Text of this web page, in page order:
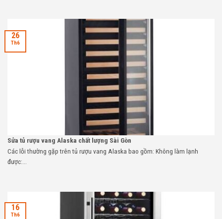
Sửa tủ rượu vang Alaska chất lượng Sài Gòn
Các lỗi thường gặp trên tủ rượu vang Alaska bao gồm: Không làm lạnh
được:...
26
Th6
16
Th6